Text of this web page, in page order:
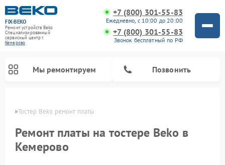
FIX-BEKO
Ремонт устройств Beko
Специализированный
cервисный центр г.
Кемерово
+7 (800) 301-55-83
Ежедневно, с 10:00 до 20:00
+7 (800) 301-55-83
Звонок бесплатный по РФ
Мы ремонтируем Позвонить
Тостер Beko ремонт платы
Ремонт платы на тостере Beko в
Кемерово